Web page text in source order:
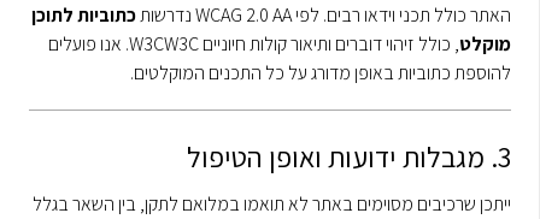
האתר כולל תכני וידאו רבים. לפי WCAG 2.0 AA נדרשות
כתוביות לתוכן
מוקלט, כולל זיהוי דוברים ותיאור קולות חיוניים W3CW3C
. אנו פועלים
להוספת כתוביות באופן מדורג על כל התכנים המוקלטים.
3. מגבלות ידועות ואופן הטיפול
ייתכן שרכיבים מסוימים באתר לא תואמו במלואם לתקן, בין השאר בגלל